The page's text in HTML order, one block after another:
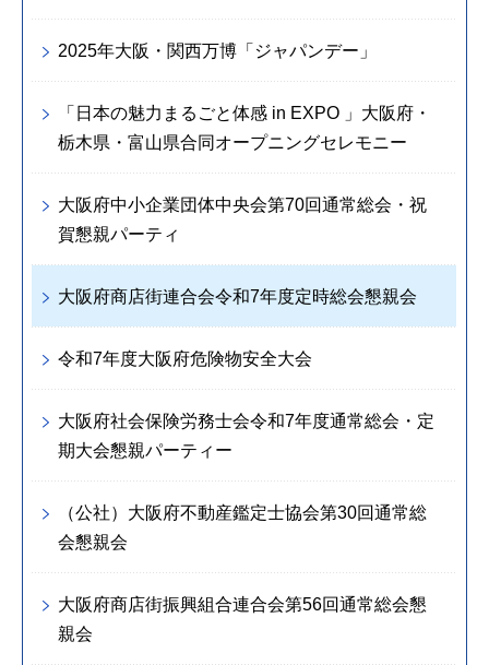
2025年大阪・関西万博「ジャパンデー」
「日本の魅力まるごと体感 in EXPO 」大阪府・
栃木県・富山県合同オープニングセレモニー
大阪府中小企業団体中央会第70回通常総会・祝
賀懇親パーティ
大阪府商店街連合会令和7年度定時総会懇親会
令和7年度大阪府危険物安全大会
大阪府社会保険労務士会令和7年度通常総会・定
期大会懇親パーティー
（公社）大阪府不動産鑑定士協会第30回通常総
会懇親会
大阪府商店街振興組合連合会第56回通常総会懇
親会